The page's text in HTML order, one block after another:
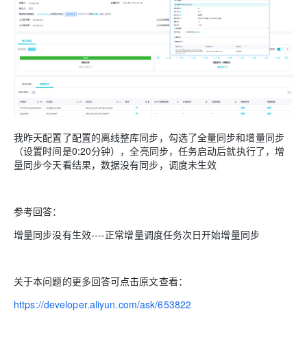
我昨天配置了配置的离线整库同步，勾选了全量同步和增量同步
（设置时间是0:20分钟），全亮同步，任务启动后就执行了，增
量同步今天看结果，数据没有同步，调度未生效
参考回答：
增量同步没有生效----正常增量调度任务次日开始增量同步
关于本问题的更多回答可点击原文查看：
https://developer.aliyun.com/ask/653822